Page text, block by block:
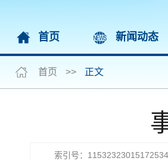
首页 新闻动态
首页 >> 正文
索引号：